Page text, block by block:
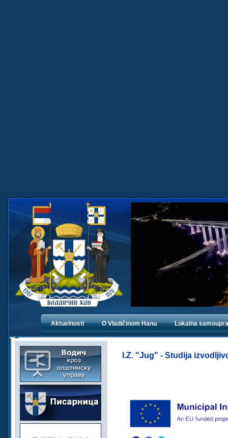
Aktuelnosti O Vladičinom Hanu Lokalna
I.Z. "Jug" - Studija